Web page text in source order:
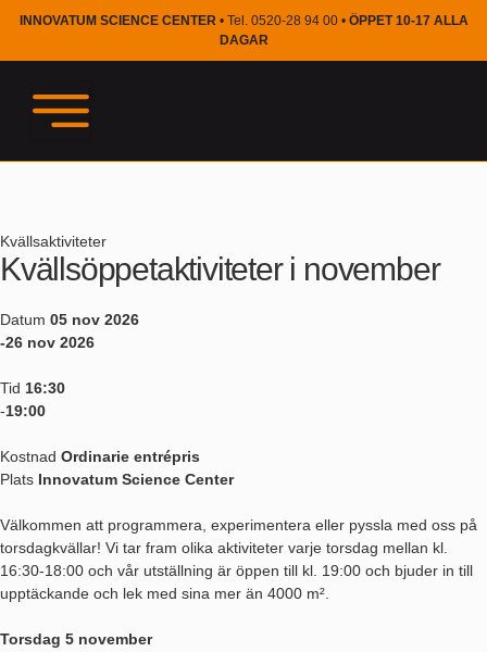
INNOVATUM SCIENCE CENTER• Tel. 0520-28 94 00 • ÖPPET 10-17 ALLA
DAGAR
Kvällsaktiviteter
Kvällsöppetaktiviteter i november
Datum 05 nov 2026
-26 nov 2026
Tid 16:30
-19:00
Kostnad Ordinarie entrépris
Plats Innovatum Science Center
Välkommen att programmera, experimentera eller pyssla med oss på
torsdagkvällar! Vi tar fram olika aktiviteter varje torsdag mellan kl.
16:30-18:00 och vår utställning är öppen till kl. 19:00 och bjuder in till
upptäckande och lek med sina mer än 4000 m².
Torsdag 5 november